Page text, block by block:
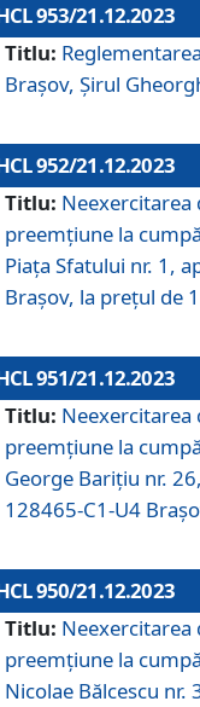
953/21.12.2023
Titlu:
Brașov, Șirul
952/21.12.2023
Titlu: Neexercitarea
preemțiune la
Piața Sfatului nr. 1,
Brașov, la prețul de
951/21.12.2023
Titlu: Neexercitarea
preemțiune la
George Barițiu nr.
128465-C1-U4
950/21.12.2023
Titlu: Neexercitarea
preemțiune la
Nicolae Bălcescu nr.